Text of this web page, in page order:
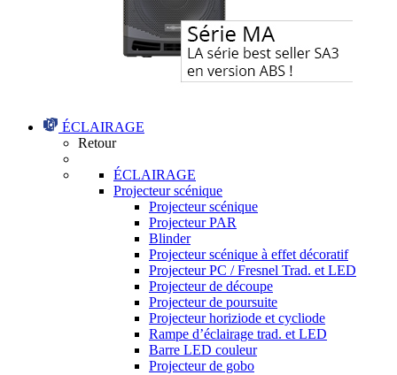
ÉCLAIRAGE
Retour
ÉCLAIRAGE
Projecteur scénique
Projecteur scénique
Projecteur PAR
Blinder
Projecteur scénique à effet décoratif
Projecteur PC / Fresnel Trad. et LED
Projecteur de découpe
Projecteur de poursuite
Projecteur horiziode et cycliode
Rampe d’éclairage trad. et LED
Barre LED couleur
Projecteur de gobo